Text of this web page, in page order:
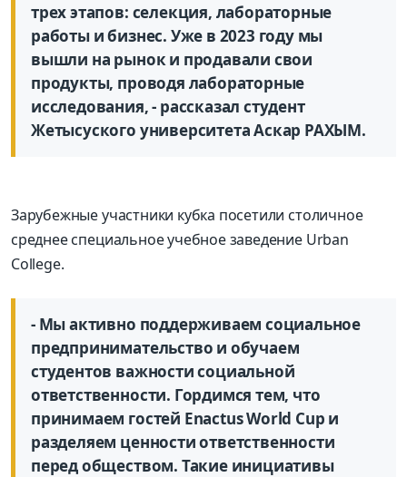
трех этапов: селекция, лабораторные
работы и бизнес. Уже в 2023 году мы
вышли на рынок и продавали свои
продукты, проводя лабораторные
исследования, - рассказал студент
Жетысуского университета Аскар РАХЫМ.
Зарубежные участники кубка посетили столичное
среднее специальное учебное заведение Urban
College.
- Мы активно поддерживаем социальное
предпринимательство и обучаем
студентов важности социальной
ответственности. Гордимся тем, что
принимаем гостей Enactus World Cup и
разделяем ценности ответственности
перед обществом. Такие инициативы